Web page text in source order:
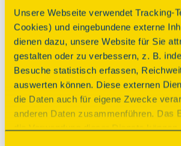
Unsere Webseite verwendet Tracking-
Cookies) und eingebundene externe
dienen dazu, unsere Website für Sie
gestalten oder zu verbessern, z. B.
Besuche statistisch erfassen,
auswerten können. Diese externen
die Daten auch für eigene Zwecke
anderen Daten zusammenführen. Das
die Verwendung dieser Dienste können